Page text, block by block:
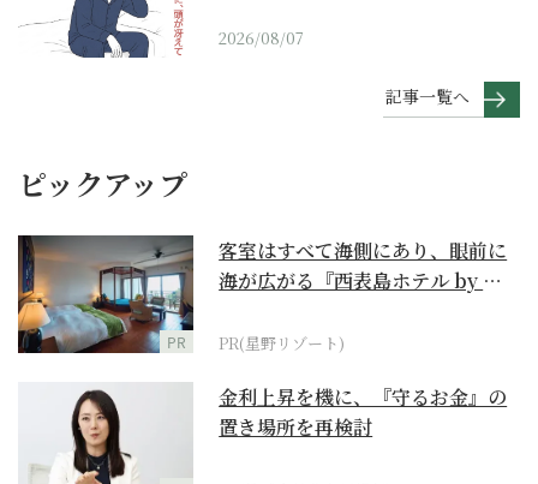
2026/08/07
記事一覧へ
ピックアップ
PR
客室はすべて海側にあり、眼前に
海が広がる『西表島ホテル by 星
PR(星野リゾート)
金利上昇を機に、『守るお金』の
置き場所を再検討